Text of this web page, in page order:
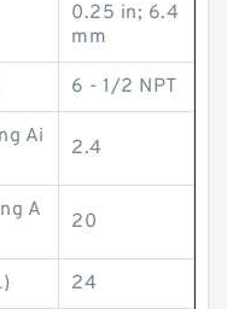
0.25 in; 6.4
mm
6 - 1/2 NPT
Ai
2.4
A
20
24